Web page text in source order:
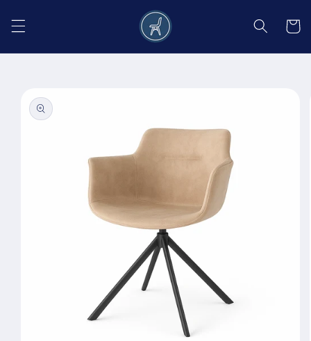
conținut
Coș
informațiile
despre
produs